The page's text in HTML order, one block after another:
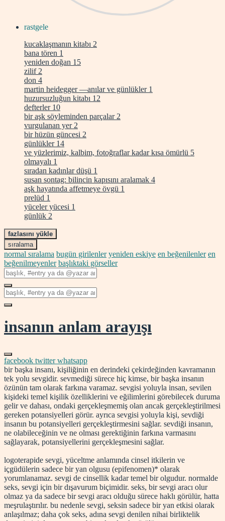
rastgele
kucaklaşmanın kitabı 2
bana tören 1
yeniden doğan 15
zilif 2
don 4
martin heidegger —anılar ve günlükler 1
huzursuzluğun kitabı 12
defterler 10
bir aşk söyleminden parçalar 2
vurgulanan yer 2
bir hüzün güncesi 2
günlükler 14
ve yüzlerimiz, kalbim, fotoğraflar kadar kısa ömürlü 5
olmayalı 1
sıradan kadınlar düşü 1
susan sontag: bilincin kapısını aralamak 4
aşk hayatında affetmeye övgü 1
prelüd 1
yüceler yücesi 1
günlük 2
fazlasını yükle
sıralama
normal sıralama bugün girilenler yeniden eskiye en beğenilenler en
beğenilmeyenler başlıktaki görseller
insanın anlam arayışı
facebook twitterwhatsapp
bir başka insanı, kişiliğinin en derindeki çekirdeğinden kavramanın
tek yolu sevgidir. sevmediği sürece hiç kimse, bir başka insanın
özünün tam olarak farkına varamaz. sevgisi yoluyla insan, sevilen
kişideki temel kişilik özelliklerini ve eğilimlerini görebilecek duruma
gelir ve dahası, ondaki gerçekleşmemiş olan ancak gerçekleştirilmesi
gereken potansiyelleri görür. ayrıca sevgisi yoluyla kişi, sevdiği
insanın bu potansiyelleri gerçekleştirmesini sağlar. sevdiği insanın,
ne olabileceğinin ve ne olması gerektiğinin farkına varmasını
sağlayarak, potansiyellerini gerçekleşmesini sağlar.
logoterapide sevgi, yüceltme anlamında cinsel itkilerin ve
içgüdülerin sadece bir yan olgusu (epifenomen)* olarak
yorumlanamaz. sevgi de cinsellik kadar temel bir olgudur. normalde
seks, sevgi için bir dışavurum biçimidir. seks, bir sevgi aracı olur
olmaz ya da sadece bir sevgi aracı olduğu sürece haklı görülür, hatta
meşrulaştırılır. bu nedenle sevgi, seksin sadece bir yan etkisi olarak
anlaşılmaz; daha çok seks, adına sevgi denilen nihai birliktelik